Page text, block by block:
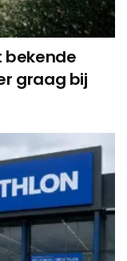
bekende
graag bij